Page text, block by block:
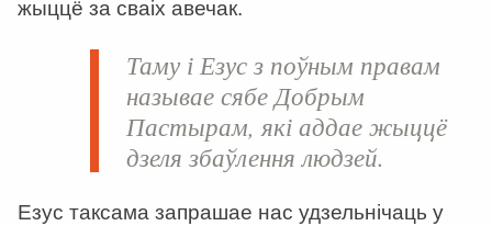
жыццё за сваіх авечак.
Таму і Езус з поўным правам
называе сябе Добрым
Пастырам, які аддае жыццё
дзеля збаўлення людзей.
Езус таксама запрашае нас удзельнічаць у